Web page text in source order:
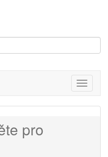
Menu
pro